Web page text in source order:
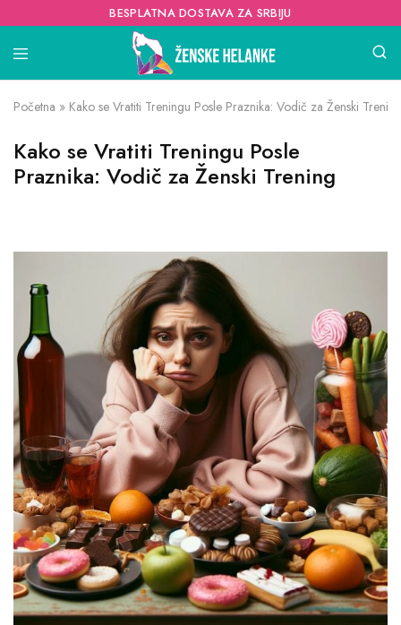
BESPLATNA DOSTAVA ZA SRBIJU
Početna » Kako se Vratiti Treningu Posle Praznika: Vodič za Ženski Trening
Kako se Vratiti Treningu Posle
Praznika: Vodič za Ženski Trening